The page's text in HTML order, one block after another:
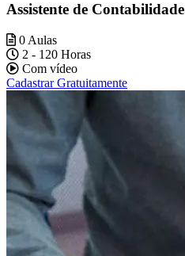
Assistente de Contabilidade
0 Aulas
2 - 120 Horas
Com vídeo
Cadastrar Gratuitamente